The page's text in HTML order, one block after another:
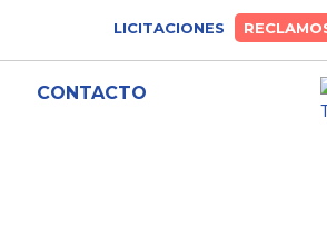
LICITACIONES
CONTACTO